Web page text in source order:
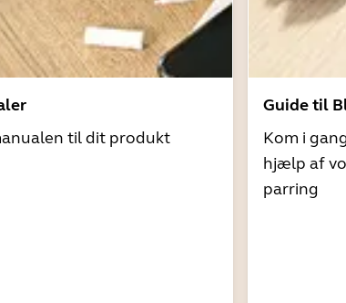
til dit produkt
Guide til
Kom i
hjælp af
parring